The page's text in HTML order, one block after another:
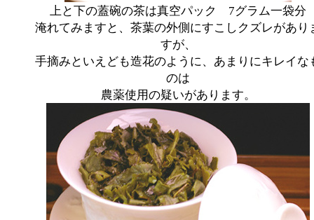
上と下の蓋碗の茶は真空パック 7グラム一袋分
淹れてみますと、茶葉の外側にすこしクズレがあり
すが、
手摘みといえども造花のように、あまりにキレイな
のは
農薬使用の疑いがあります。